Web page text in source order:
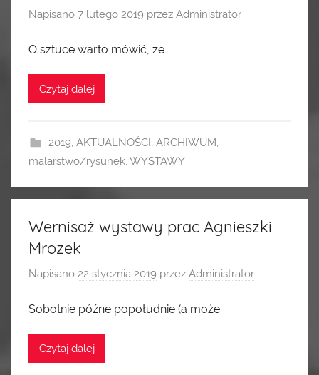
Napisano 7 lutego 2019 przez Administrator
O sztuce warto mówić, ze
Czytaj dalej
2019, AKTUALNOŚCI, ARCHIWUM,
malarstwo/rysunek, WYSTAWY
Wernisaż wystawy prac Agnieszki
Mrozek
Napisano 22 stycznia 2019 przez Administrator
Sobotnie późne popołudnie (a może
Czytaj dalej